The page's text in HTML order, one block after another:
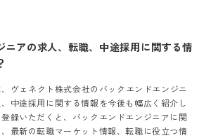
ニアの求人、転職、中途採用に関する情
ヴェネクト株式会社の バックエンドエンジニ
中途採用に関する情報を今後も幅広く紹介し
録いただくと、 バックエンドエンジニア に関
最新の転職マーケット情報、転職に役立つ情